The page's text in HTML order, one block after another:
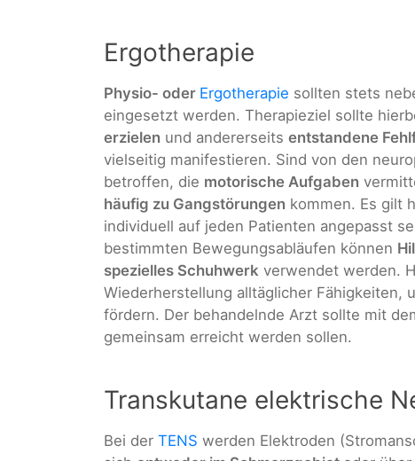
Ergotherapie
Physio- oder Ergotherapie sollten stets
eingesetzt werden. Therapieziel sollte
erzielen und andererseits entstandene
vielseitig manifestieren. Sind von den
betroffen, die motorische Aufgaben
häufig zu Gangstörungen kommen. Es gilt
individuell auf jeden Patienten angepasst
bestimmten Bewegungsabläufen können
spezielles Schuhwerk verwendet werden.
Wiederherstellung alltäglicher Fähigkeiten,
fördern. Der behandelnde Arzt sollte mit
gemeinsam erreicht werden sollen.
Transkutane elektrische
Bei der TENS werden Elektroden